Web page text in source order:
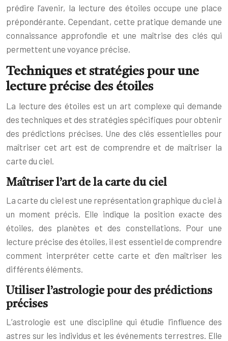
prédire l’avenir, la lecture des étoiles occupe une place
prépondérante. Cependant, cette pratique demande une
connaissance approfondie et une maîtrise des clés qui
permettent une voyance précise.
Techniques et stratégies pour une
lecture précise des étoiles
La lecture des étoiles est un art complexe qui demande
des techniques et des stratégies spécifiques pour obtenir
des prédictions précises. Une des clés essentielles pour
maîtriser cet art est de comprendre et de maîtriser la
carte du ciel.
Maîtriser l’art de la carte du ciel
La carte du ciel est une représentation graphique du ciel à
un moment précis. Elle indique la position exacte des
étoiles, des planètes et des constellations. Pour une
lecture précise des étoiles, il est essentiel de comprendre
comment interpréter cette carte et d’en maîtriser les
différents éléments.
Utiliser l’astrologie pour des prédictions
précises
L’astrologie est une discipline qui étudie l’influence des
astres sur les individus et les événements terrestres. Elle